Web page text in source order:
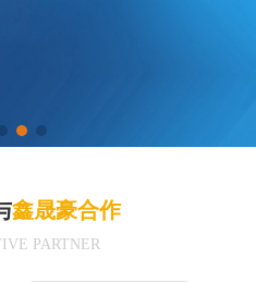
鑫晟豪合作
PARTNER